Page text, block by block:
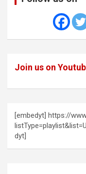
Join us on
[embedyt] https://
dyt]